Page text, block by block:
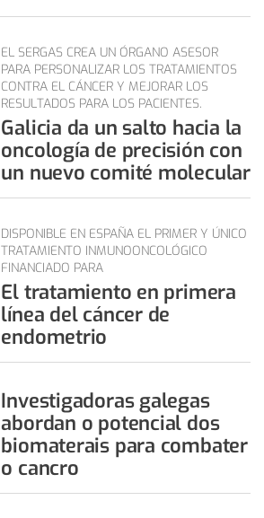
EL SERGAS CREA UN ÓRGANO ASESOR
PARA PERSONALIZAR LOS TRATAMIENTOS
CONTRA EL CÁNCER Y MEJORAR LOS
RESULTADOS PARA LOS PACIENTES.
Galicia da un salto hacia la
oncología de precisión con
un nuevo comité molecular
DISPONIBLE EN ESPAÑA EL PRIMER Y ÚNICO
TRATAMIENTO INMUNOONCOLÓGICO
FINANCIADO PARA
El tratamiento en primera
línea del cáncer de
endometrio
Investigadoras galegas
abordan o potencial dos
biomaterais para combater
o cancro